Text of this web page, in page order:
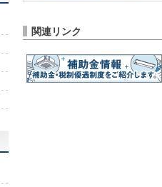
関連リンク